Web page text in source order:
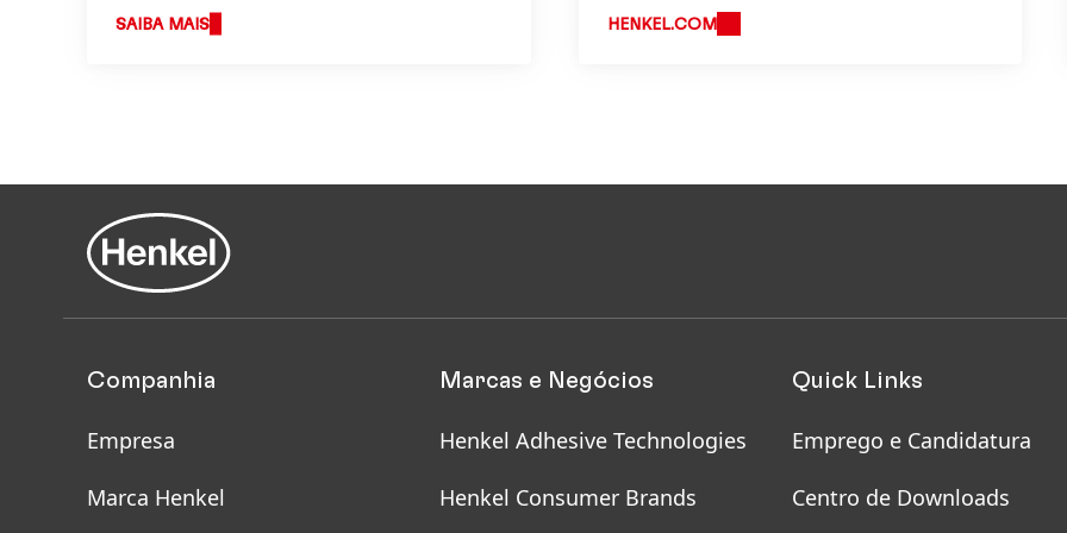
SAIBA MAIS HENKEL.COM
Companhia
Empresa
Marca Henkel
Marcas e Negócios
Henkel Adhesive Technologies
Henkel Consumer Brands
Quick Links
Emprego e Candidatura
Centro de Downloads